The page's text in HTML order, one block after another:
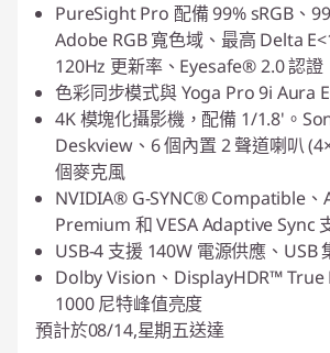
PureSight Pro 配備 99% sRGB、
Adobe RGB 寬色域、最高 Delta
120Hz 更新率、Eyesafe® 2.0 認證
色彩同步模式與 Yoga Pro 9i Aura
4K 模塊化攝影機，配備 1/1.8'。
Deskview、6 個內置 2 聲道喇叭
個麥克風
NVIDIA® G-SYNC® Compatible、
Premium 和 VESA Adaptive Sync
USB-4 支援 140W 電源供應、USB
Dolby Vision、DisplayHDR™ True
1000 尼特峰值亮度
預計於08/14,星期五送達